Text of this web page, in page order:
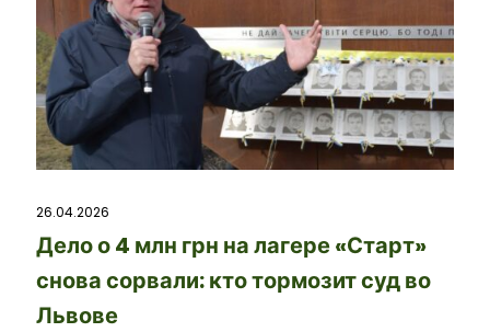
26.04.2026
Дело о 4 млн грн на лагере «Старт»
снова сорвали: кто тормозит суд во
Львове